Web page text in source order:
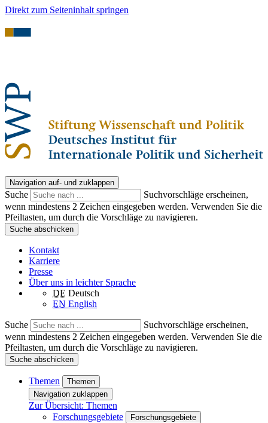
Direkt zum Seiteninhalt springen
Navigation auf- und zuklappen
Suche
Suchvorschläge erscheinen,
wenn mindestens 2 Zeichen eingegeben werden. Verwenden Sie die
Pfeiltasten, um durch die Vorschläge zu navigieren.
Suche abschicken
Kontakt
Karriere
Presse
Über uns in leichter Sprache
DE Deutsch
EN English
Suche
Suchvorschläge erscheinen,
wenn mindestens 2 Zeichen eingegeben werden. Verwenden Sie die
Pfeiltasten, um durch die Vorschläge zu navigieren.
Suche abschicken
Themen
Themen
Navigation zuklappen
Zur Übersicht: Themen
Forschungsgebiete
Forschungsgebiete